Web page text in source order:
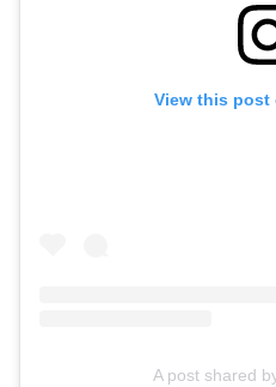
View this post
A post shared